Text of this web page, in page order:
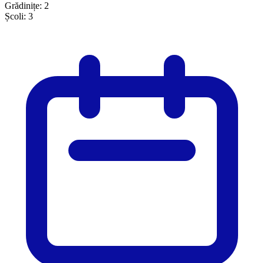
Grădinițe: 2
Școli: 3